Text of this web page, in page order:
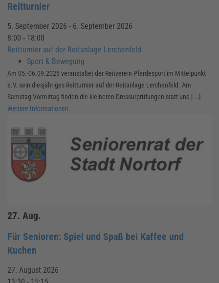
Reitturnier
5. September 2026 - 6. September 2026
8:00 - 18:00
Reitturnier auf der Reitanlage Lerchenfeld
Sport & Bewegung
Am 05.-06.09.2026 veranstaltet der Reitverein Pferdesport im Mittelpunkt
e.V. sein diesjähriges Reitturnier auf der Reitanlage Lerchenfeld. Am
Samstag Vormittag finden die kleineren Dressurprüfungen statt und [...]
Weitere Informationen
27. Aug.
Für Senioren: Spiel und Spaß bei Kaffee und
Kuchen
27. August 2026